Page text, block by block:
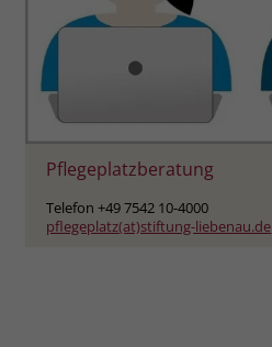
Pflegeplatzberatung
Telefon +49 7542 10-4000
pflegeplatz(at)stiftung-liebenau.de